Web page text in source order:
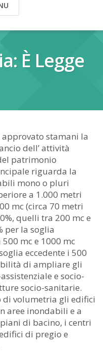
È Legge
stamani la
dell’ attività
patrimonio
riguarda la
mono o pluri
a 1.000 metri
mc (circa 70 metri
quelli tra 200 mc e
per la soglia
mc e 1000 mc
eccedente i 500
di ampliare gli
e socio-
socio-sanitarie.
di volumetria gli edifici
aree inondabili e a
di bacino, i centri
di pregio e